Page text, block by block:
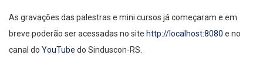
As gravações das palestras e mini cursos já começaram e em
breve poderão ser acessadas no site http://localhost:8080 e no
canal do YouTube do Sinduscon-RS.